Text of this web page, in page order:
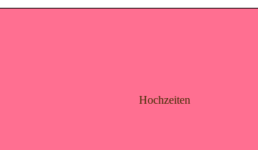
Hochzeiten